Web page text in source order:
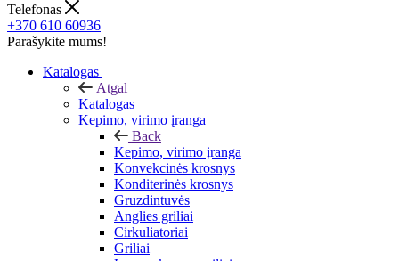
Telefonas
+370 610 60936
Parašykite mums!
Katalogas
Atgal
Katalogas
Kepimo, virimo įranga
Back
Kepimo, virimo įranga
Konvekcinės krosnys
Konditerinės krosnys
Gruzdintuvės
Anglies griliai
Cirkuliatoriai
Griliai